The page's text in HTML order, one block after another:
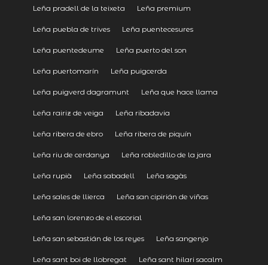
Leña pradell de la teixeta Leña premium
Leña puebla de trives Leña puentecesures
Leña puentedeume Leña puerto del son
Leña puertomarín Leña puigcerda
Leña puigverd dagramunt Leña que hace llama
Leña rairiz de veiga Leña ribadavia
Leña ribera de ebro Leña ribera de piquín
Leña riu de cerdanya Leña robledillo de la jara
Leña rupià Leña sabadell Leña sagàs
Leña sales de llierca Leña san cipirián de viñas
Leña san lorenzo de el escorial
Leña san sebastián de los reyes Leña sangenjo
Leña sant boi de llobregat Leña sant hilari sacalm